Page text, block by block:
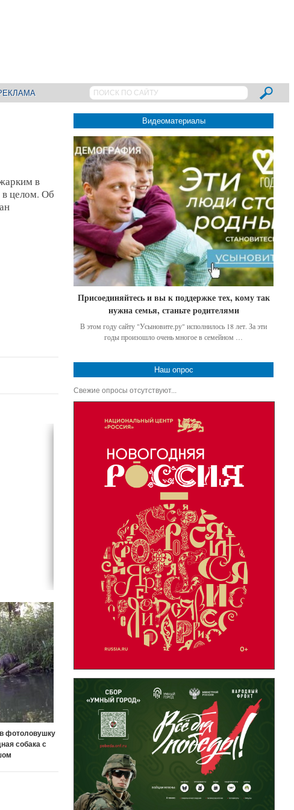
в
в целом. Об
фотоловушку
собака с
Видеоматериалы
Присоединяйтесь и вы к поддержке тех, кому так
нужна семья, станьте родителями
В этом году сайту "Усыновите.ру" исполнилось 18 лет. За эти
годы произошло очень многое в семейном …
Наш опрос
Свежие опросы отсутствуют...